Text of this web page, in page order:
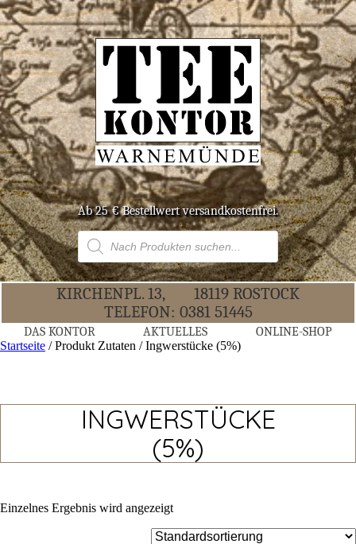
Ab 25 € Bestell­wert versandkostenfrei.
Products
search
KIR­CHEN­PL. 13,
18119 ROS­TOCK
TELE­FON: 0381 51445
DAS KON­TOR AKTU­EL­LES ONLINE-SHOP
Startseite / Produkt Zutaten / Ingwerstücke (5%)
INGWERSTÜCKE
(5%)
Einzelnes Ergebnis wird angezeigt